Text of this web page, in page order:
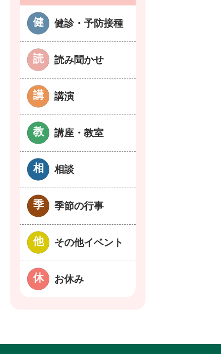
健診・予防接種
読み聞かせ
講演
講座・教室
相談
季節の行事
その他イベント
お休み